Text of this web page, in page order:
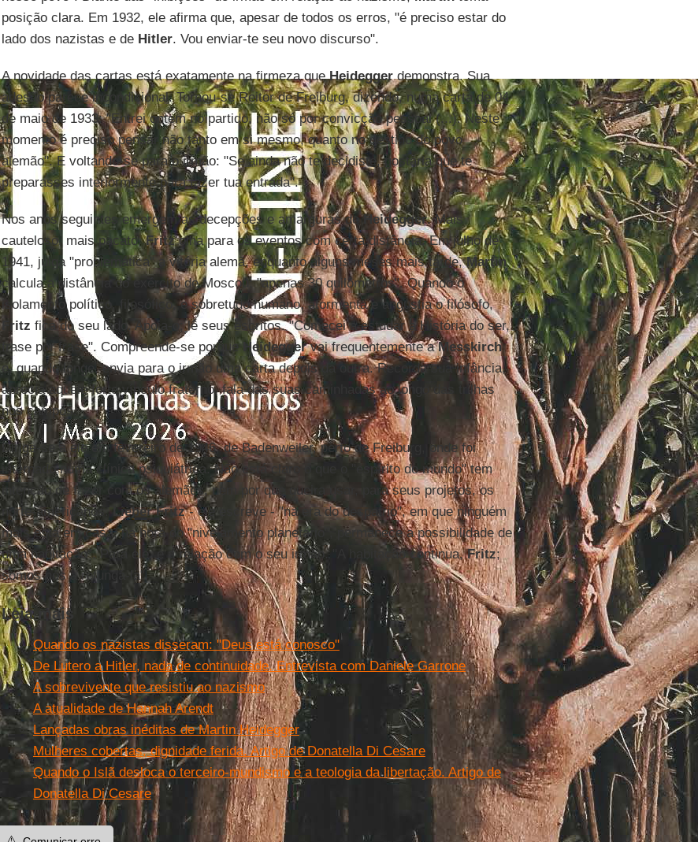
posição clara. Em 1932, ele afirma que, apesar de todos os erros, "é preciso estar do
lado dos nazistas e de Hitler. Vou enviar-te seu novo discurso".
A novidade das cartas está exatamente na firmeza queHeideggerdemonstra. Sua
adesão parece incondicional. Tornou-se Reitor de Freiburg, dizendo, numa carta de 04
de maio de 1933: "Entrei ontem no partido, não só por convicção pessoal (...). Neste
momento é preciso pensar não tanto em si mesmo, quanto no destino do povo
alemão". E voltando-se para o irmão: "Se ainda não te decidiste, gostaria que te
preparasses interiormente para fazer tua entrada".
Nos anos seguintes emergem as decepções e amarguras deHeidegger. Mais
cauteloso, mais pacato,Fritzolha para os eventos com certa distância. Em julho de
1941, julga "problemática" a vitória alemã, enquanto alguns meses mais tarde,Martin
calcula a distância do exército de Moscou: "apenas 30 quilômetros". Quando o
isolamento político, filosófico, e sobretudo humano, atormenta e angustia o filósofo,
Fritz fica do seu lado. Apoia-o; lê seus escritos. "Comecei a estudar a História do ser,
frase por frase". Compreende-se porque Heideggervai frequentemente aMesskirch
e, quando longe, envia para o irmão uma carta depois da outra. Recorda sua infância,
aprecia aquele forte vínculo fraterno, fala das suas caminhadas ao longo das trilhas
nos campos.
Dirige-se a ele em fevereiro de 1946, de Badenweiler, perto de Freiburg, onde foi
internado numa clínica psiquiátrica. Não está claro o que o "espírito do mundo" tem
intenção de fazer com os alemães, nem por que queira usar, para seus projetos, os
norte-americanos. Lieber Fritz- ele escreve - "na era do despatrio", em que ninguém
mais está em casa, na hora do "nivelamento planetário", permanece a possibilidade de
uma habitação”. Para ele, é a relação com o seu irmão. "A habitação continua,Fritz;
somos nós a refundá-la".
Leia mais
Quando os nazistas disseram: "Deus está conosco"
De Lutero a Hitler, nada de continuidade. Entrevista com Daniele Garrone
A sobrevivente que resistiu ao nazismo
A atualidade de Hannah Arendt
Lançadas obras inéditas de Martin Heidegger
Mulheres cobertas, dignidade ferida. Artigo de Donatella Di Cesare
Quando o Islã desloca o terceiro-mundismo e a teologia da libertação. Artigo de
Donatella Di Cesare